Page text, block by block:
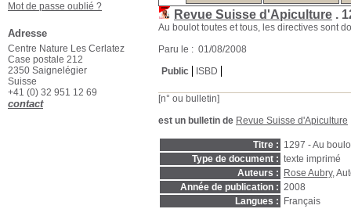
Revue Suisse d'Apiculture .
Au boulot toutes et tous, les directives sont
Paru le : 01/08/2008
Public
ISBD
[n° ou bulletin]
est un bulletin de Revue Suisse d'Apiculture
Titre : 1297 - Au
Type de document : texte imprimé
Auteurs :
Rose Aubry,
Année de publication : 2008
Langues :
Français
Mot de passe oublié ?
Adresse
Centre Nature Les Cerlatez
Case postale 212
2350 Saignelégier
Suisse
+41 (0) 32 951 12 69
contact